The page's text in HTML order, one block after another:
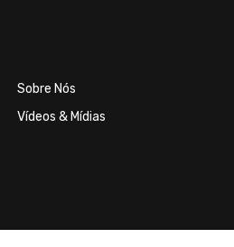
Sobre Nós
Vídeos & Mídias